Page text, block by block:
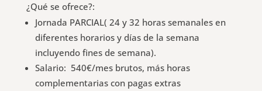
¿Qué se ofrece?:
Jornada PARCIAL( 24 y 32 horas semanales en
diferentes horarios y días de la semana
incluyendo fines de semana).
Salario: 540€/mes brutos, más horas
complementarias con pagas extras